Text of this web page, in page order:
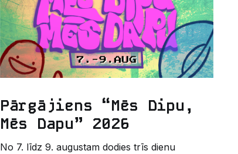
Pārgājiens “Mēs Dipu,
Mēs Dapu” 2026
No 7. līdz 9. augustam dodies trīs dienu